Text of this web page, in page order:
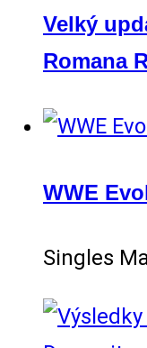
Velký
Romana
WWE
Singles